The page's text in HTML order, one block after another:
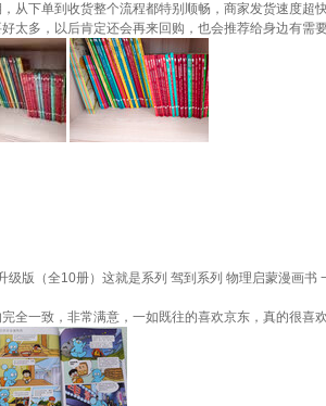
从下单到收货整个流程都特别顺畅，商家发货速度
太多，以后肯定还会再来回购，也会推荐给身边有需
级版（全10册）这就是系列 驾到系列 物理启蒙漫画
全一致，非常满意，一如既往的喜欢京东，真的很